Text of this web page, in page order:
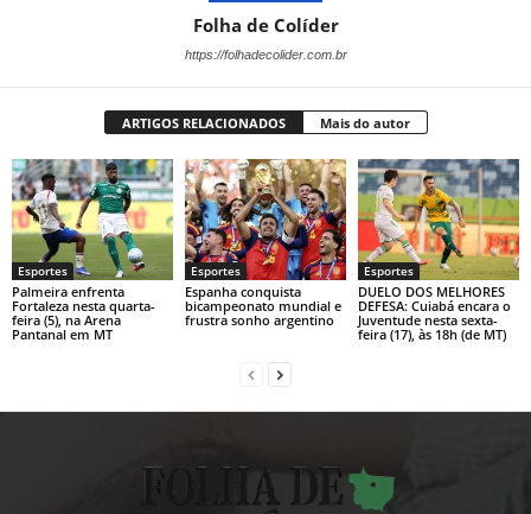
Folha de Colíder
https://folhadecolider.com.br
ARTIGOS RELACIONADOS Mais do autor
Esportes
Palmeira enfrenta
Fortaleza nesta quarta-
feira (5), na Arena
Pantanal em MT
Esportes
Espanha conquista
bicampeonato mundial e
frustra sonho argentino
Esportes
DUELO DOS MELHORES
DEFESA: Cuiabá encara o
Juventude nesta sexta-
feira (17), às 18h (de MT)